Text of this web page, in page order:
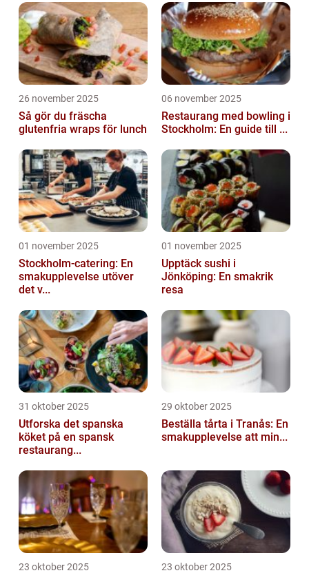
26 november 2025
Så gör du fräscha
glutenfria wraps för lunch
06 november 2025
Restaurang med bowling i
Stockholm: En guide till ...
01 november 2025
Stockholm-catering: En
smakupplevelse utöver
det v...
01 november 2025
Upptäck sushi i
Jönköping: En smakrik
resa
31 oktober 2025
Utforska det spanska
köket på en spansk
restaurang...
29 oktober 2025
Beställa tårta i Tranås: En
smakupplevelse att min...
23 oktober 2025 23 oktober 2025